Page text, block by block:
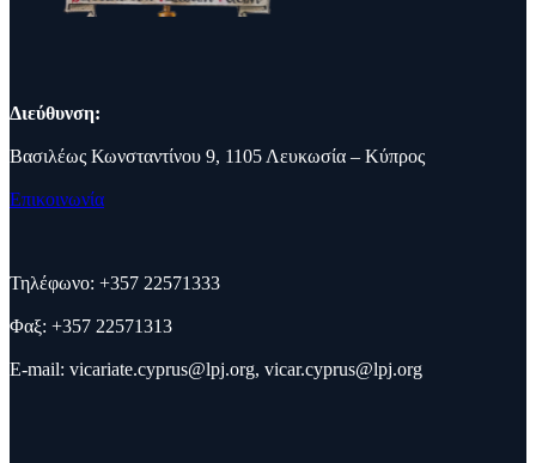
Διεύθυνση:
Βασιλέως Κωνσταντίνου 9, 1105 Λευκωσία – Κύπρος
Επικοινωνία
Τηλέφωνο: +357 22571333
Φαξ: +357 22571313
E-mail: vicariate.cyprus@lpj.org, vicar.cyprus@lpj.org